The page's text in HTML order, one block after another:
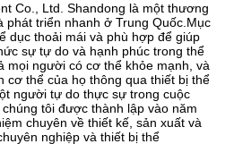
Co., Ltd. Shandong là một thương
phát triển nhanh ở Trung Quốc.Mục
dục thoải mái và phù hợp để giúp
sự tự do và hạnh phúc trong thể
mọi người có cơ thể khỏe mạnh, và
cơ thể của họ thông qua thiết bị thể
người tự do thực sự trong cuộc
tôi được thành lập vào năm
chuyên về thiết kế, sản xuất và
nghiệp và thiết bị thể